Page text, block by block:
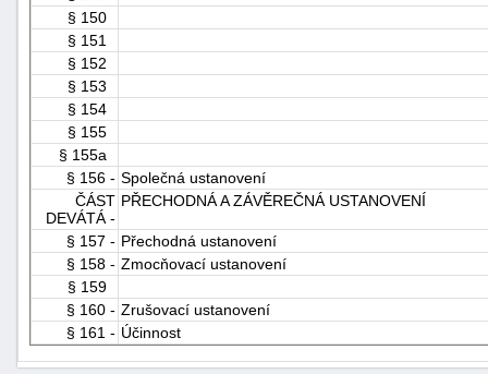
§ 150
§ 151
§ 152
§ 153
§ 154
§ 155
§ 155a
§ 156 - Společná ustanovení
ČÁST
DEVÁTÁ -
PŘECHODNÁ A ZÁVĚREČNÁ USTANOVENÍ
§ 157 - Přechodná ustanovení
§ 158 - Zmocňovací ustanovení
§ 159
§ 160 - Zrušovací ustanovení
§ 161 - Účinnost